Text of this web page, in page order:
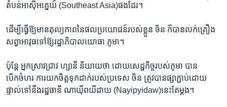
តំបន់​អាស៊ី​អគ្នេយ៍ (Southeast Asia)ផងដែរ។
ដើម្បី​ធ្វើឱ្យ​មាន​តុល្យភាព​នៃ​ផលប្រយោជន៍​របស់​ខ្លួន ចិន ក៏បាន​លក់គ្រឿង​
សព្វាអាវុធ​ទៅឱ្យ​រដ្ឋាភិបាល​យោធា ភូមា។
ប៉ុន្តែ អ្នកស្រាវជ្រាវ ហ្សានី និយាយ​ថា ដោយ​សេដ្ឋកិច្ច​របស់​ភូមា បាន​
បើកចំហរ ការយក​ចិត្ត​ទុក​ដាក់​របស់​ប្រទេស ចិន ត្រូវបាន​ផ្សាភ្ជាប់​ដោយ​
ផ្ទាល់​ទៅនឹងរដ្ឋធានី ណាយ៉ីពយីដាយ (Nayipyidaw)នេះតែ​ម្តង។